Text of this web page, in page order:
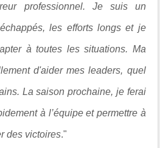
professionnel. Je suis un
les efforts longs et je
à toutes les situations. Ma
d'aider mes leaders, quel
La saison prochaine, je ferai
à l’équipe et permettre à
des victoires."